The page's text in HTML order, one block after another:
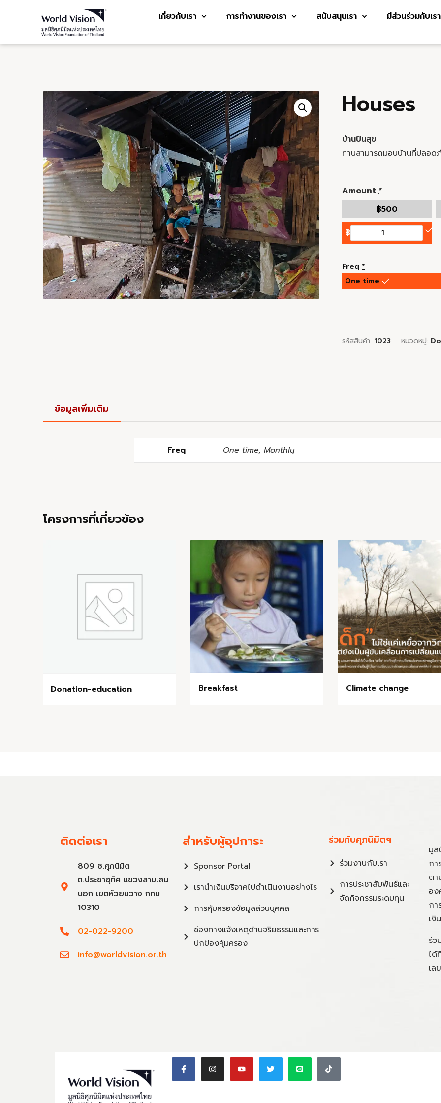
เกี่ยวกับเรา การทำงานของเรา สนับสนุนเรา มีส่วนร่วมกับเรา
Houses
บ้านปันสุข
ท่านสามารถมอบบ้านที่ปลอด
Amount*
฿500
฿
Freq*
One time
รหัสสินค้า: 1023 หมวดหมู่:
ข้อมูลเพิ่มเติม
Freq One time, Monthly
โครงการที่เกี่ยวข้อง
Donation-education Breakfast Climate change
ติดต่อเรา
809 ซ.ศุภนิมิต
ถ.ประชาอุทิศ แขวงสามเสน
นอก เขตห้วยขวาง กทม
10310
02-022-9200
info@worldvision.or.th
สำหรับผู้อุปการะ
Sponsor Portal
เรานำเงินบริจาคไปดำเนินงานอย่างไร
การคุ้มครองข้อมูลส่วนบุคคล
ช่องทางแจ้งเหตุด้านจริยธรรมและการ
ปกป้องคุ้มครอง
ร่วมกับศุภนิมิตฯ
ร่วมงานกับเรา
การประชาสัมพันธ์และ
จัดกิจกรรมระดมทุน
มูล
กา
ตา
อง
กา
เงิ
ร่ว
ได้
เ